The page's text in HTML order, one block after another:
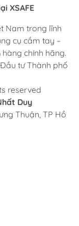
XSAFE
Nam trong lĩnh
cụ cầm tay –
chính hãng.
tư Thành phố
reserved
Duy
Thuận, TP Hồ